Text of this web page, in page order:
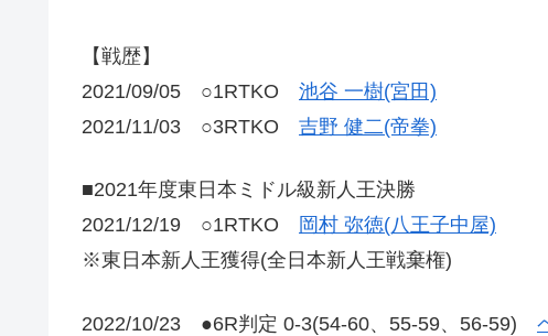
【戦歴】
2021/09/05 ○1RTKO 池谷 一樹(宮田)
2021/11/03 ○3RTKO 吉野 健二(帝拳)
■2021年度東日本ミドル級新人王決勝
2021/12/19 ○1RTKO
岡村 弥徳(八王子中屋)
※東日本新人王獲得(全日本新人王戦棄権)
2022/10/23 ●6R判定 0-3(54-60、55-59、56-59)